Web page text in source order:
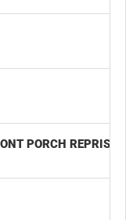
PORCH REPRISE)